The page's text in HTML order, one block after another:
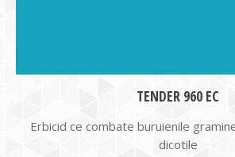
TENDER 960 EC
Erbicid ce combate buruienile
dicotile